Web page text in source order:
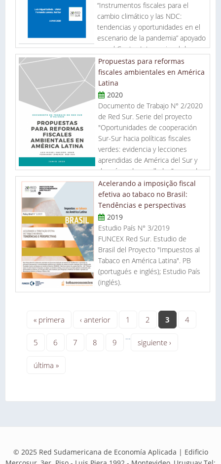
“Instrumentos fiscales para el
cambio climático y las NDC:
tendencias y oportunidades en el
escenario de la pandemia” apoyado
por el Centro Internacional de
Investigaciones para el Desarrollo (International
Development Research Centre - IDRC de Canadá), ejecutado
por Espacio Público (Chile) y la Red Sudamericana de
Economía Aplicada/Red Sur.
Propuestas para reformas
fiscales ambientales en América
Latina
2020
Documento de Trabajo N° 2/2020
de Red Sur. Serie del proyecto
"Oportunidades de cooperación
Sur-Sur hacia políticas fiscales
verdes: evidencia y lecciones
aprendidas de América del Sur y
de países desarrollados" apoyado
por el Fondo Fiduciario Pérez-Guerrero de Naciones Unidas
(PGTF-G77).
Acelerando a imposição fiscal
efetiva ao tabaco no Brasil:
Tendências e perspectivas
2019
Estudio País N° 3/2019
FUNCEX Red Sur. Estudio de
Brasil del Proyecto "Impuestos al
Tabaco en América Latina". PB
(portugués e inglés); Estudio País
(inglés).
« primera ‹ anterior 1 2 3 4
5 6 7 8 9
…
siguiente ›
última »
© 2025 Red Sudamericana de Economía Aplicada | Edificio